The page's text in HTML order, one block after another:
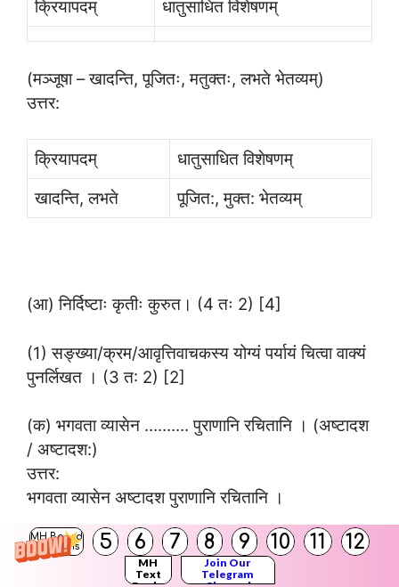
MH Board
Solutions
5 6 7 8 9 10 11 12
MH
Text
Join Our
Telegram
क्रियापदम् धातुसाधित विशेषणम्
(मञ्जूषा – खादन्ति, पूजितः, मतुक्तः, लभते भेतव्यम्)
उत्तर:
क्रियापदम्
धातुसाधित विशेषणम्
खादन्ति, लभते
पूजित:, मुक्त: भेतव्यम्
(आ) निर्दिष्टाः कृतीः कुरुत। (4 तः 2) [4]
(1) सङ्ख्या/क्रम/आवृत्तिवाचकस्य योग्यं पर्यायं चित्वा वाक्यं
पुनर्लिखत । (3 त: 2) [2]
(क) भगवता व्यासेन ………. पुराणानि रचितानि । (अष्टादश
/ अष्टादश:)
उत्तर:
भगवता व्यासेन अष्टादश पुराणानि रचितानि ।
(ख) आर्यभट्ट : इति भारतवर्षेण प्रेषितः ……….. उपग्रहः
। (प्रथम :/ एकस्मिन्)